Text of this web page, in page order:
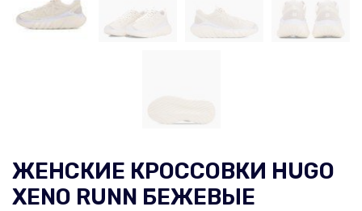
ЖЕНСКИЕ КРОССОВКИ HUGO
XENO RUNN БЕЖЕВЫЕ